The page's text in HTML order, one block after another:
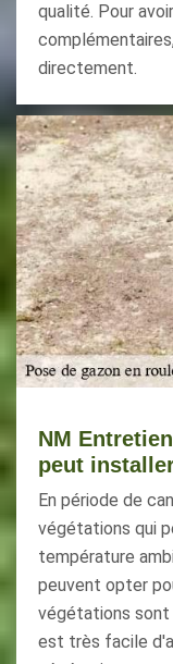
qualité. Pour
directement.
NM
peut
En période de
végétations qui
température
peuvent opter
végétations sont
est très facile